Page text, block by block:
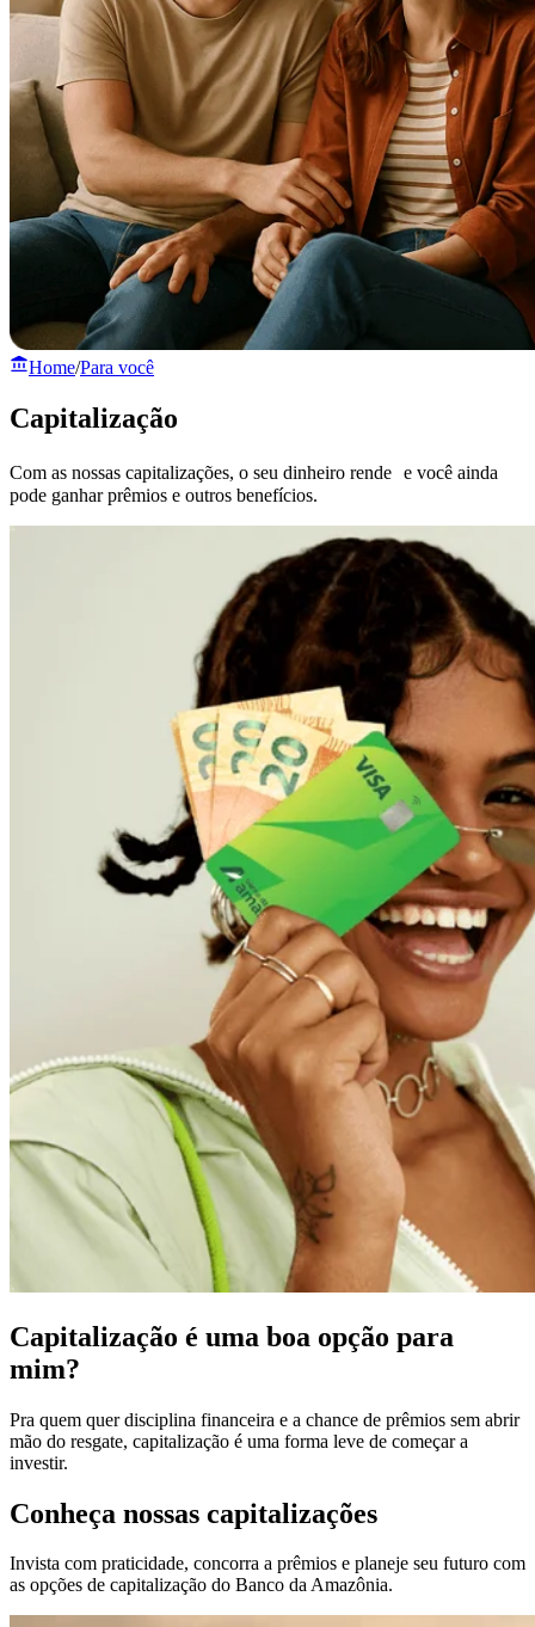
Home/Para você
Capitalização
Com as nossas capitalizações, o seu dinheiro rende e você ainda
pode ganhar prêmios e outros benefícios.
Capitalização é uma boa opção para
mim?
Pra quem quer disciplina financeira e a chance de prêmios sem abrir
mão do resgate, capitalização é uma forma leve de começar a
investir.
Conheça nossas capitalizações
Invista com praticidade, concorra a prêmios e planeje seu futuro com
as opções de capitalização do Banco da Amazônia.